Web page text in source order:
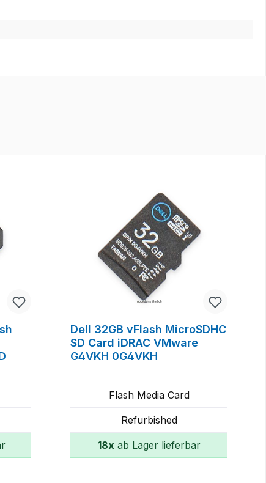
Dell 32GB vFlash MicroSDHC
SD Card iDRAC VMware
G4VKH 0G4VKH
Flash Media Card
Refurbished
18x ab Lager lieferbar